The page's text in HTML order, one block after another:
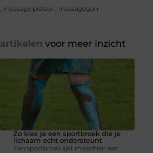
, massage pistool , massagegun
artikelen voor meer inzicht
Zo kies je een sportbroek die je
lichaam echt ondersteunt
Een sportbroek lijkt misschien een